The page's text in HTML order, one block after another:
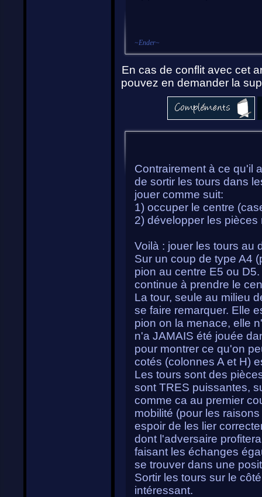
~Ender~
En cas de conflit avec cet
pouvez en demander la
Contrairement à ce qu'il
de sortir les tours dans
jouer comme suit:
1) occuper le centre
2) développer les pièces
Voilà : jouer les tours au
Sur un coup de type A4
pion au centre E5 ou
continue à prendre le
La tour, seule au milieu
se faire remarquer. Elle
pion on la menace, elle
n'a JAMAIS été jouée
pour montrer ce qu'on
cotés (colonnes A et H)
Les tours sont des
sont TRES puissantes,
comme ca au premier
mobilité (pour les
espoir de les lier
dont l'adversaire
faisant les échanges
se trouver dans une
Sortir les tours sur le
intéressant.